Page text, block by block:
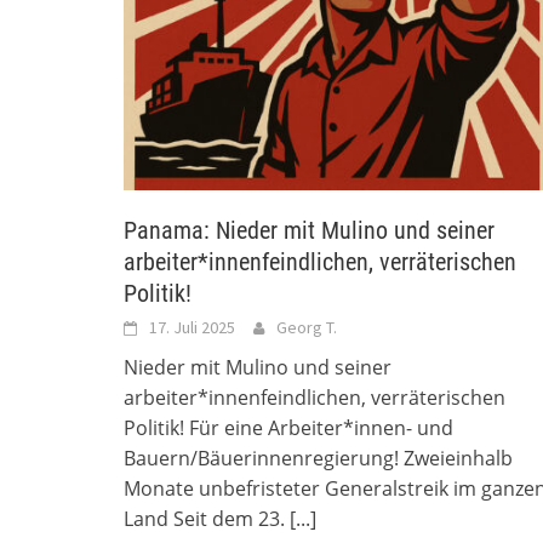
Panama: Nieder mit Mulino und seiner
arbeiter*innenfeindlichen, verräterischen
Politik!
17. Juli 2025 Georg T.
Nieder mit Mulino und seiner
arbeiter*innenfeindlichen, verräterischen
Politik! Für eine Arbeiter*innen- und
Bauern/Bäuerinnenregierung! Zweieinhalb
Monate unbefristeter Generalstreik im
Land Seit dem 23. [...]